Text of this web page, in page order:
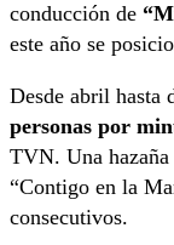
conducción de
este año se
Desde abril hasta
personas por
TVN. Una
“Contigo en la
consecutivos.